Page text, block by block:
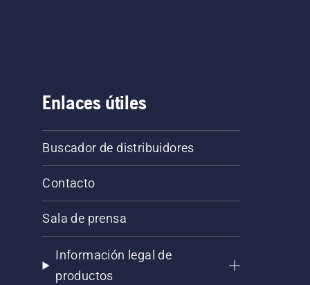
Enlaces útiles
Buscador de distribuidores
Contacto
Sala de prensa
Información legal de
productos